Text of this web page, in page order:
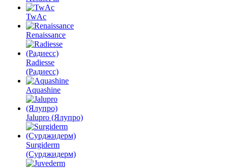
TwAc
Renaissance
Radiesse
(Радиесс)
Aquashine
Jalupro (Ялупро)
Surgiderm
(Сурджидерм)